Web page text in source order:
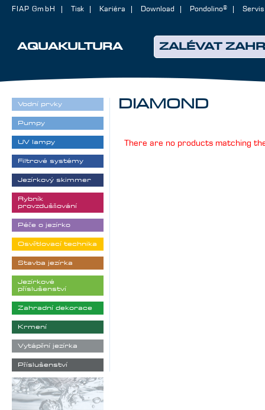
AQUAKULTURA ZALÉVAT
FIAP GmbH Tisk Kariéra Download Pondolino® Servis
DIAMOND
There are no products matching
Vodní prvky
Pumpy
UV lampy
Filtrové systémy
Jezírkový skimmer
Rybník
provzdušňování
Péče o jezírko
Osvětlovací technika
Stavba jezírka
Jezírkové
příslušenství
Zahradní dekorace
Krmení
Vytápění jezírka
Příslušenství